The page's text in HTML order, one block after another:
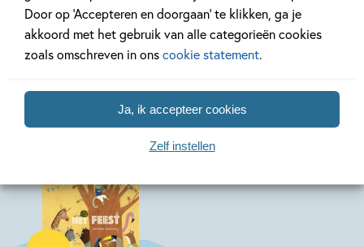
Door op ‘Accepteren en doorgaan’ te klikken, ga je
akkoord met het gebruik van alle categorieën cookies
zoals omschreven in onscookie statement.
Ja, ik accepteer cookies
Zelf instellen
Meer van deze auteur